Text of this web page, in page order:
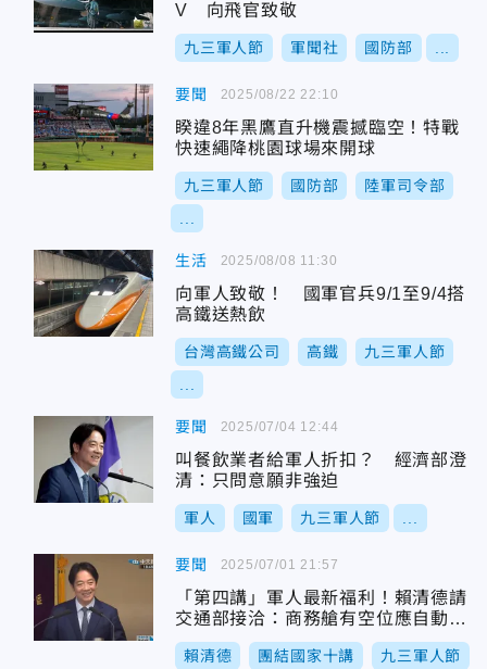
V 向飛官致敬
九三軍人節 軍聞社 國防部
要聞
睽違8年黑鷹直升機震撼臨空！特戰
快速繩降桃園球場來開球
九三軍人節 國防部 陸軍司令部
2025/08/22 22:10
生活
向軍人致敬！ 國軍官兵9/1至9/4搭
高鐵送熱飲
台灣高鐵公司 高鐵 九三軍人節
2025/08/08 11:30
要聞
叫餐飲業者給軍人折扣？ 經濟部澄
清：只問意願非強迫
軍人 國軍 九三軍人節
2025/07/04 12:44
要聞
「第四講」軍人最新福利！賴清德請
交通部接洽：商務艙有空位應自動升
等
賴清德 團結國家十講 九三軍人節
2025/07/01 21:57